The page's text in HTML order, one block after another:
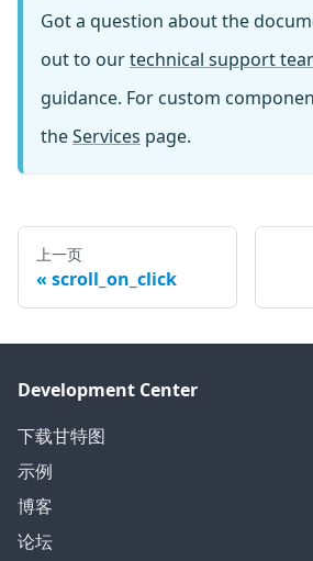
Got a question about the
out to ourtechnical support
guidance. For custom
theServices page.
上一页
scroll_on_click
Development Center
下载甘特图
示例
博客
论坛